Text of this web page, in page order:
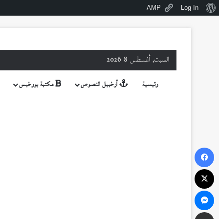
نبذةLog In
AMP
السبت, أغسطس 8 2026
رئيسية أرخبيل النصوص مكتبة بورخيس